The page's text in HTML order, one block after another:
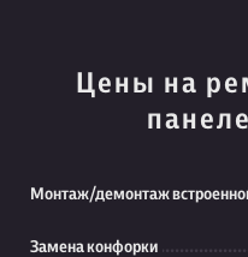
Цены на
Монтаж/демонтаж
Замена конфорки